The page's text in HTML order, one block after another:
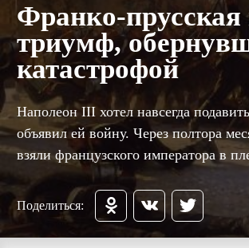
Франко-
триумф,
катастрофой
Наполеон III хотел навсегда
объявил ей войну. Через полтора
взяли французского императора в
Поделиться: